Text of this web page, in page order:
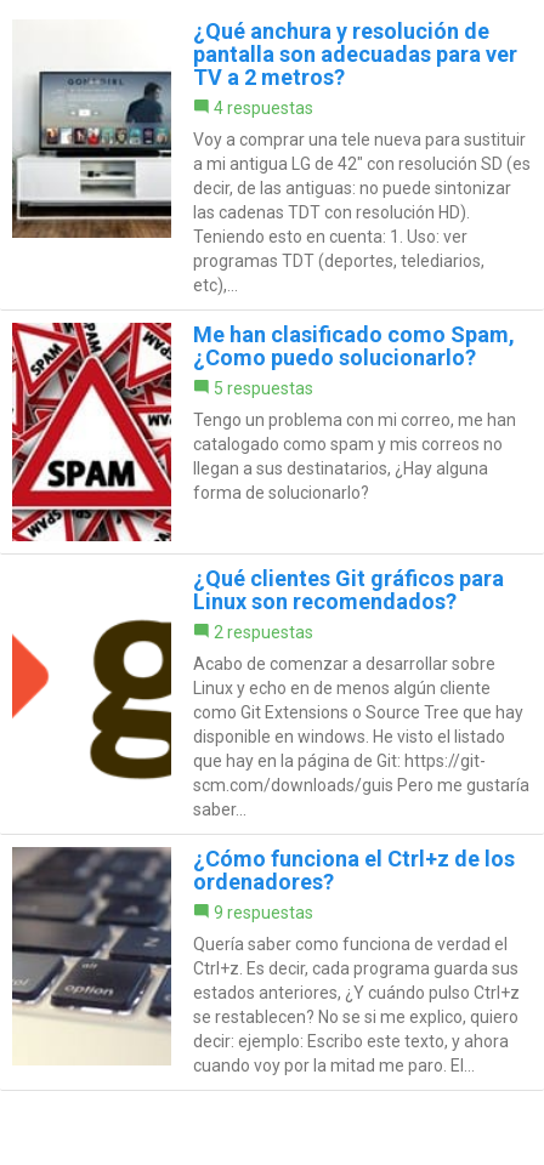
¿Qué anchura y resolución de
pantalla son adecuadas para ver
TV a 2 metros?
4 respuestas
Voy a comprar una tele nueva para sustituir
a mi antigua LG de 42" con resolución SD (es
decir, de las antiguas: no puede sintonizar
las cadenas TDT con resolución HD).
Teniendo esto en cuenta: 1. Uso: ver
programas TDT (deportes, telediarios,
etc),...
Me han clasificado como Spam,
¿Como puedo solucionarlo?
5 respuestas
Tengo un problema con mi correo, me han
catalogado como spam y mis correos no
llegan a sus destinatarios, ¿Hay alguna
forma de solucionarlo?
¿Qué clientes Git gráficos para
Linux son recomendados?
2 respuestas
Acabo de comenzar a desarrollar sobre
Linux y echo en de menos algún cliente
como Git Extensions o Source Tree que hay
disponible en windows. He visto el listado
que hay en la página de Git: https://git-
scm.com/downloads/guis Pero me gustaría
saber...
¿Cómo funciona el Ctrl+z de los
ordenadores?
9 respuestas
Quería saber como funciona de verdad el
Ctrl+z. Es decir, cada programa guarda sus
estados anteriores, ¿Y cuándo pulso Ctrl+z
se restablecen? No se si me explico, quiero
decir: ejemplo: Escribo este texto, y ahora
cuando voy por la mitad me paro. El...